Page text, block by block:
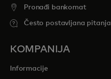
Pronađi bankomat
Često postavljana pitanja
KOMPANIJA
Informacije